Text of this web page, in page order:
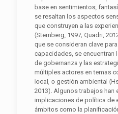
base en sentimientos,
se resaltan los aspectos
que construyen a las
(Sternberg, 1997; Quadri,
que se consideran clave
capacidades, se encuentran
de gobernanza y las
múltiples actores en temas
local, o gestión ambiental
2013). Algunos trabajos han
implicaciones de política de
ámbitos como la